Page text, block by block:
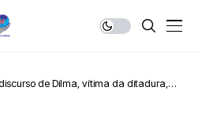
de Dilma, vítima da ditadura,